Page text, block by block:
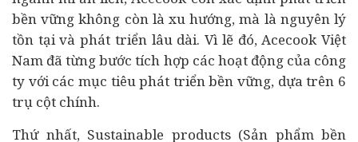
bền vững không còn là xu hướng, mà là nguyên lý
tồn tại và phát triển lâu dài. Vì lẽ đó, Acecook Việt
Nam đã từng bước tích hợp các hoạt động của công
ty với các mục tiêu phát triển bền vững, dựa trên 6
trụ cột chính.
Thứ nhất, Sustainable products (Sản phẩm bền